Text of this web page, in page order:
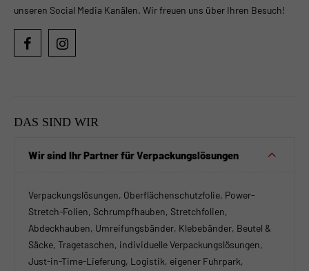
unseren Social Media Kanälen. Wir freuen uns über Ihren Besuch!
DAS SIND WIR
Wir sind Ihr Partner für Verpackungslösungen
Verpackungslösungen, Oberflächenschutzfolie, Power-
Stretch-Folien, Schrumpfhauben, Stretchfolien,
Abdeckhauben, Umreifungsbänder, Klebebänder, Beutel &
Säcke, Tragetaschen, individuelle Verpackungslösungen,
Just-in-Time-Lieferung, Logistik, eigener Fuhrpark,